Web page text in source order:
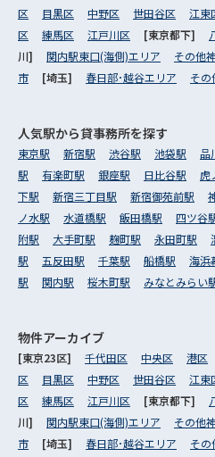
区
目黒区 中野区 世田谷区 江東
区
練馬区 江戸川区 [東京都下]
川] 関内駅東口(海側)エリア その他
市
[埼玉] 春日部･越谷エリア その
人気駅から貸事務所を探す
東京駅 新宿駅 渋谷駅 池袋駅 品
駅
有楽町駅 銀座駅 日比谷駅 虎
下駅
新宿三丁目駅 新宿御苑前駅
ノ水駅
水道橋駅 飯田橋駅 四ツ谷
附駅
大手町駅 麹町駅 永田町駅
駅
五反田駅 千葉駅 船橋駅 海浜
駅
関内駅 桜木町駅 みなとみらい
物件アーカイブ
[東京23区] 千代田区 中央区 港区
区
目黒区 中野区 世田谷区 江東
区
練馬区 江戸川区 [東京都下]
川] 関内駅東口(海側)エリア その他
市
[埼玉] 春日部･越谷エリア その